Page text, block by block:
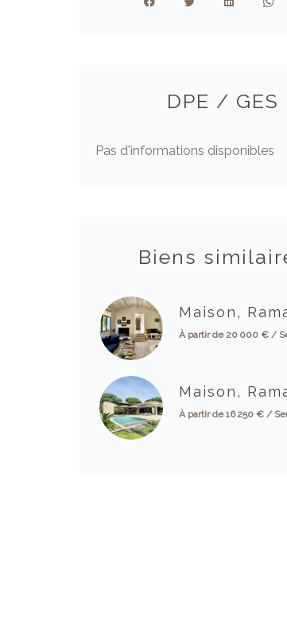
DPE / GES
Pas d'informations disponibles
Biens
Maison,
À partir de 20 000 € /
Maison,
À partir de 16 250 € /